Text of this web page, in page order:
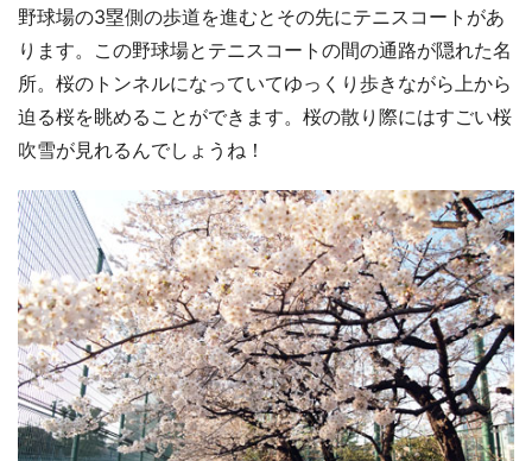
野球場の3塁側の歩道を進むとその先にテニスコートがあ
ります。この野球場とテニスコートの間の通路が隠れた名
所。桜のトンネルになっていてゆっくり歩きながら上から
迫る桜を眺めることができます。桜の散り際にはすごい桜
吹雪が見れるんでしょうね！